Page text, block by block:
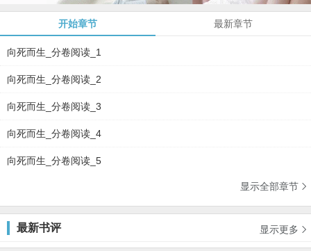
开始章节 最新章节
向死而生_分卷阅读_1
向死而生_分卷阅读_2
向死而生_分卷阅读_3
向死而生_分卷阅读_4
向死而生_分卷阅读_5
显示全部章节
最新书评 显示更多 